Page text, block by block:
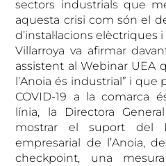
sectors industrials que
aquesta crisi com són el
d’instal·lacions elèctriques
Villarroya va afirmar
assistent al Webinar UEA
l’Anoia és industrial” i que
COVID-19 a la comarca
línia, la Directora
mostrar el suport del
empresarial de l’Anoia,
checkpoint, una